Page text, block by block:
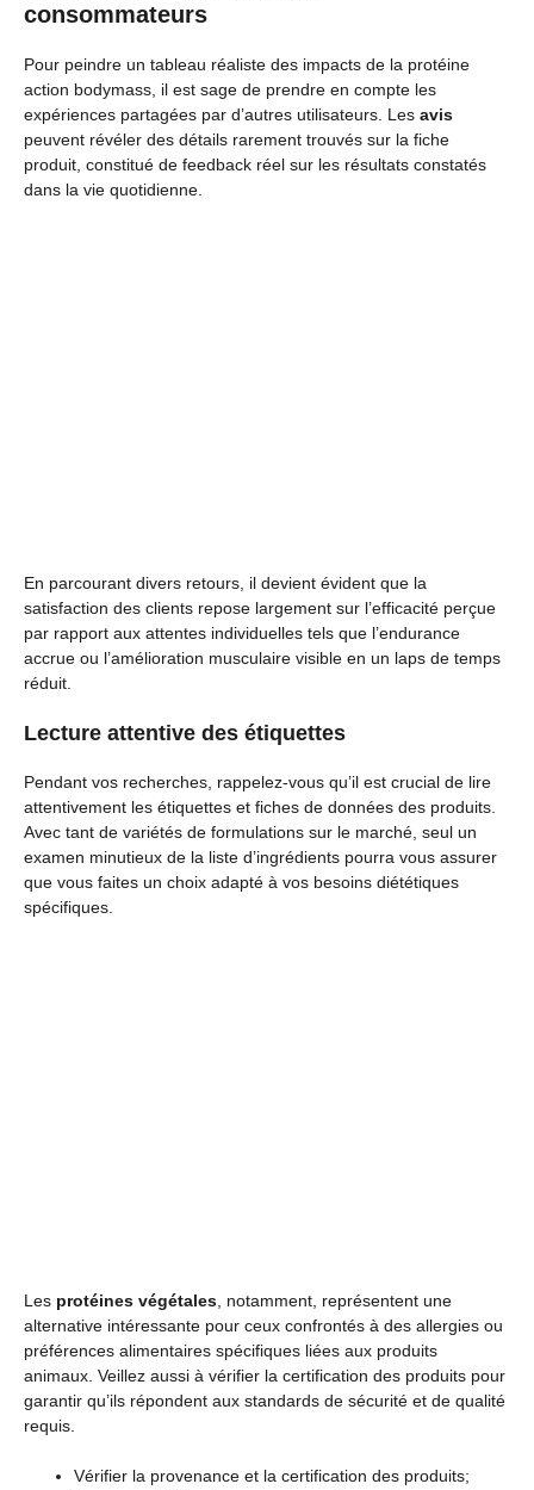
consommateurs
Pour peindre un tableau réaliste des impacts de la protéine
action bodymass, il est sage de prendre en compte les
expériences partagées par d’autres utilisateurs. Les avis
peuvent révéler des détails rarement trouvés sur la fiche
produit, constitué de feedback réel sur les résultats constatés
dans la vie quotidienne.
En parcourant divers retours, il devient évident que la
satisfaction des clients repose largement sur l’efficacité perçue
par rapport aux attentes individuelles tels que l’endurance
accrue ou l’amélioration musculaire visible en un laps de temps
réduit.
Lecture attentive des étiquettes
Pendant vos recherches, rappelez-vous qu’il est crucial de lire
attentivement les étiquettes et fiches de données des produits.
Avec tant de variétés de formulations sur le marché, seul un
examen minutieux de la liste d’ingrédients pourra vous assurer
que vous faites un choix adapté à vos besoins diététiques
spécifiques.
Les protéines végétales , notamment, représentent une
alternative intéressante pour ceux confrontés à des allergies ou
préférences alimentaires spécifiques liées aux produits
animaux. Veillez aussi à vérifier la certification des produits pour
garantir qu’ils répondent aux standards de sécurité et de qualité
requis.
Vérifier la provenance et la certification des produits;